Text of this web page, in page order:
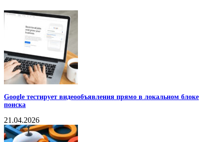
Google тестирует видеообъявления прямо в локальном блоке
поиска
21.04.2026